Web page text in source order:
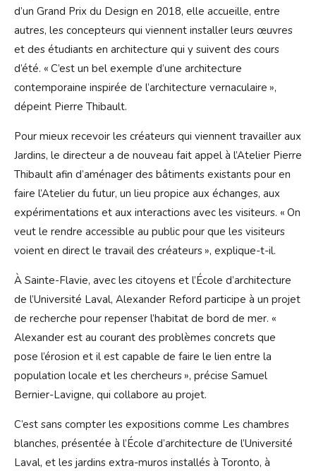
d’un Grand Prix du Design en 2018, elle accueille, entre
autres, les concepteurs qui viennent installer leurs œuvres
et des étudiants en architecture qui y suivent des cours
d’été. « C’est un bel exemple d’une architecture
contemporaine inspirée de l’architecture vernaculaire »,
dépeint Pierre Thibault.
Pour mieux recevoir les créateurs qui viennent travailler aux
Jardins, le directeur a de nouveau fait appel à l’Atelier Pierre
Thibault afin d’aménager des bâtiments existants pour en
faire l’Atelier du futur, un lieu propice aux échanges, aux
expéri­mentations et aux interactions avec les visiteurs. « On
veut le rendre accessible au public pour que les visiteurs
voient en direct le travail des créateurs », explique-t-il.
À Sainte-Flavie, avec les citoyens et l’École d’architecture
de l’Université Laval, Alexander Reford participe à un projet
de recherche pour repenser l’habitat de bord de mer. «
Alexander est au courant des problèmes concrets que
pose l’érosion et il est capable de faire le lien entre la
population locale et les chercheurs », précise Samuel
Bernier-Lavigne, qui collabore au projet.
C’est sans compter les expositions comme Les chambres
blanches, présentée à l’École d’architecture de l’Université
Laval, et les jardins extra-muros installés à Toronto, à